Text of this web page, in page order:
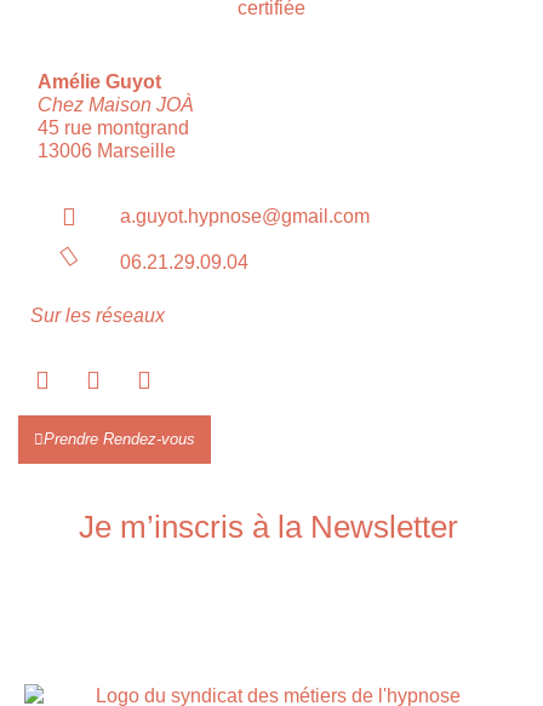
Amélie Guyot
Chez Maison JOÀ
45 rue montgrand
13006 Marseille
a.guyot.hypnose@gmail.com
06.21.29.09.04
Sur les réseaux
Prendre Rendez-vous
Je m’inscris à la Newsletter